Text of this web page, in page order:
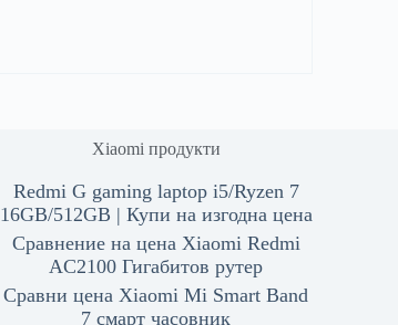
Xiaomi продукти
Redmi G gaming laptop i5/Ryzen 7
16GB/512GB | Купи на изгодна цена
Сравнение на цена Xiaomi Redmi
AC2100 Гигабитов рутер
Сравни цена Xiaomi Mi Smart Band
7 смарт часовник